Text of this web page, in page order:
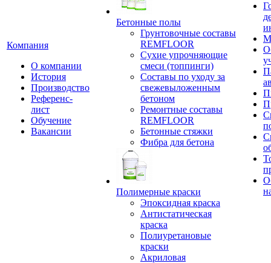
Компания
О компании
История
Производство
Референс-
лист
Обучение
Вакансии
Бетонные полы
Грунтовочные составы
REMFLOOR
Сухие упрочняющие
смеси (топпинги)
Составы по уходу за
свежевыложенным
бетоном
Ремонтные составы
REMFLOOR
Бетонные стяжки
Фибра для бетона
Полимерные краски
Эпоксидная краска
Антистатическая
краска
Полиуретановые
краски
Акриловая